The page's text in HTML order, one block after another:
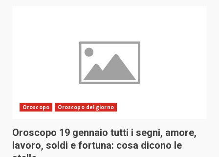
Oroscopo Oroscopo del giorno
Oroscopo 19 gennaio tutti i segni, amore,
lavoro, soldi e fortuna: cosa dicono le